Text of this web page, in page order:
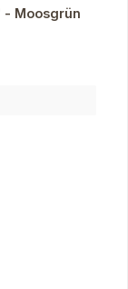
- Moosgrün